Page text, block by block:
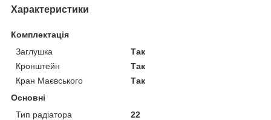
Характеристики
Комплектація
Заглушка
Так
Кронштейн
Так
Кран Маєвського
Так
Основні
Тип радіатора
22